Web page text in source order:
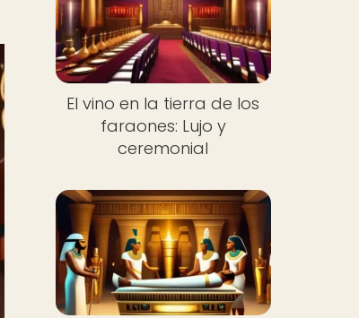
El vino en la tierra de los
faraones: Lujo y
ceremonial